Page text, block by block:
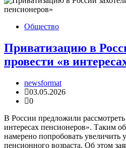
Общество
Приватизацию в
провести «в
newsformat
03.05.2026
0
В России предложили
интересах пенсионеров». Таким
намерено попробовать увеличить
пенсионного возраста. Об этом